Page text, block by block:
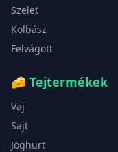
Szelet
Kolbász
Felvágott
🧀 Tejtermékek
Vaj
Sajt
Joghurt